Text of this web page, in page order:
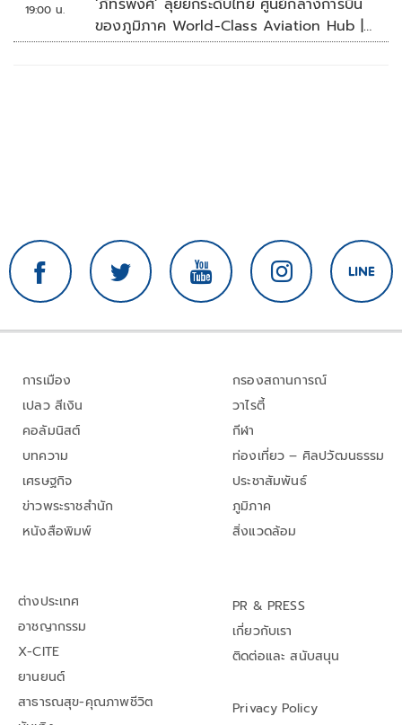
19:00 น.
‘ภัทรพงศ์’ ลุยยกระดับไทย ศูนย์กลางการบิน
ของภูมิภาค World-Class Aviation Hub |
ห้องข่าวไทยโพสต์สุดสัปดาห์
การเมือง
เปลว สีเงิน
คอลัมนิสต์
บทความ
เศรษฐกิจ
ข่าวพระราชสำนัก
หนังสือพิมพ์
กรองสถานการณ์
วาไรตี้
กีฬา
ท่องเที่ยว – ศิลปวัฒนธรรม
ประชาสัมพันธ์
ภูมิภาค
สิ่งแวดล้อม
ต่างประเทศ
อาชญากรรม
X-CITE
ยานยนต์
สาธารณสุข-คุณภาพชีวิต
PR & PRESS
เกี่ยวกับเรา
ติดต่อและ สนับสนุน
Privacy Policy